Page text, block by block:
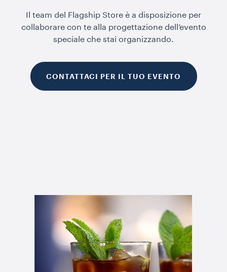
Il team del Flagship Store è a disposizione per
collaborare con te alla progettazione dell’evento
speciale che stai organizzando.
CONTATTACI PER IL TUO EVENTO